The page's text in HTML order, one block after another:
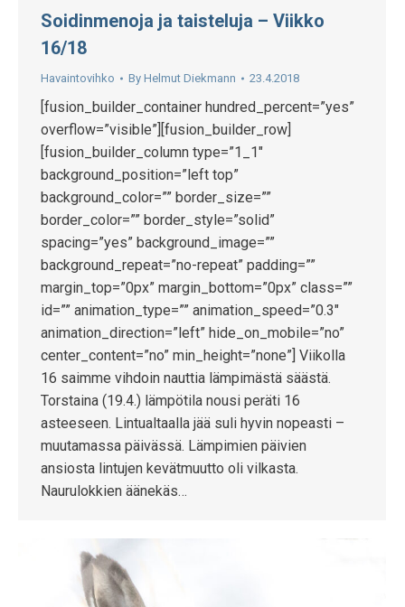
Soidinmenoja ja taisteluja – Viikko
16/18
Havaintovihko By Helmut Diekmann 23.4.2018
[fusion_builder_container hundred_percent=”yes”
overflow=”visible”][fusion_builder_row]
[fusion_builder_column type=”1_1″
background_position=”left top”
background_color=”” border_size=””
border_color=”” border_style=”solid”
spacing=”yes” background_image=””
background_repeat=”no-repeat” padding=””
margin_top=”0px” margin_bottom=”0px” class=””
id=”” animation_type=”” animation_speed=”0.3″
animation_direction=”left” hide_on_mobile=”no”
center_content=”no” min_height=”none”] Viikolla
16 saimme vihdoin nauttia lämpimästä säästä.
Torstaina (19.4.) lämpötila nousi peräti 16
asteeseen. Lintualtaalla jää suli hyvin nopeasti –
muutamassa päivässä. Lämpimien päivien
ansiosta lintujen kevätmuutto oli vilkasta.
Naurulokkien äänekäs…